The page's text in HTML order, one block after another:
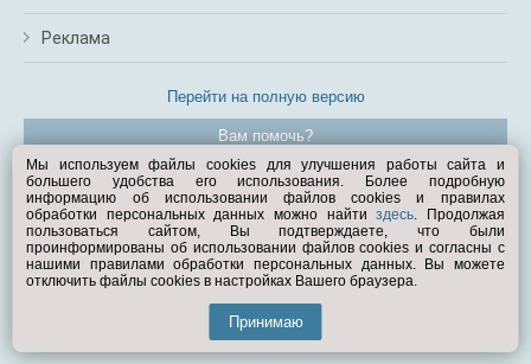
Реклама
Перейти на полную версию
Вам помочь?
© Exist.ru 1998—2026
Мы используем файлы cookies для улучшения работы сайта и
большего удобства его использования. Более подробную
информацию об использовании файлов cookies и правилах
обработки персональных данных можно найтиздесь. Продолжая
пользоваться сайтом, Вы подтверждаете, что были
проинформированы об использовании файлов cookies и согласны с
нашими правилами обработки персональных данных. Вы можете
отключить файлы cookies в настройках Вашего браузера.
Принимаю